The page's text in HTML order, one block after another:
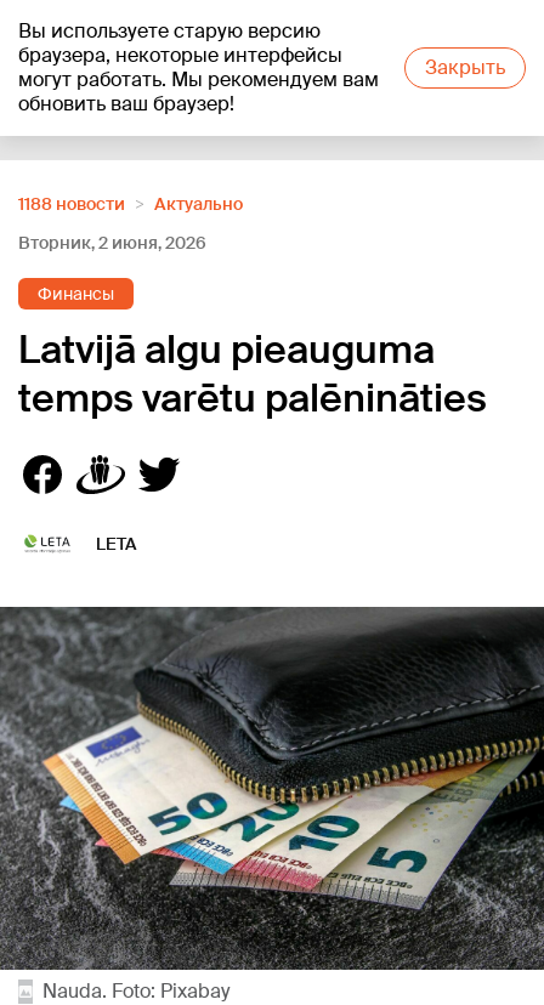
Вы используете старую версию
браузера, некоторые интерфейсы
могут работать. Мы рекомендуем вам
обновить ваш браузер!
Закрыть
+19°C
1188 новости
Актуально
Вторник, 2 июня, 2026
Финансы
Latvijā algu pieauguma
temps varētu palēnināties
LETA
Nauda. Foto: Pixabay